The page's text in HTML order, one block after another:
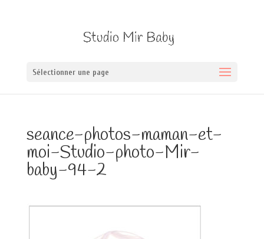
Sélectionner une page
seance-photos-maman-et-
moi-Studio-photo-Mir-
baby-94-2